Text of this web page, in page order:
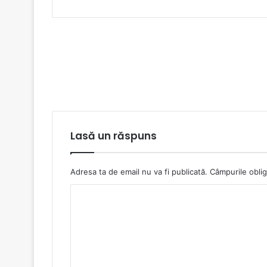
Lasă un răspuns
Adresa ta de email nu va fi publicată. Câmpurile